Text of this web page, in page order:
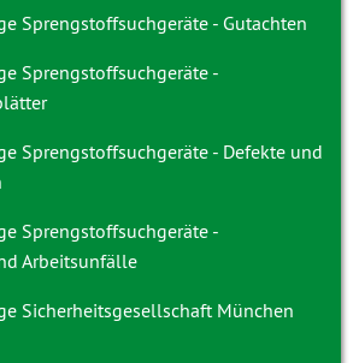
Sprengstoffsuchgeräte - Gutachten
Sprengstoffsuchgeräte -
Sprengstoffsuchgeräte - Defekte und
Sprengstoffsuchgeräte -
Arbeitsunfälle
Sicherheitsgesellschaft München